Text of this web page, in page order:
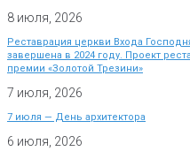
8 июля, 2026
Реставрация церкви Входа
завершена в 2024 году. Проект
премии «Золотой Трезини»
7 июля, 2026
7 июля — День архитектора
6 июля, 2026